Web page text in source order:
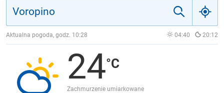
JAKOŚĆ POWIETRZA
Aktualna pogoda, godz. 10:28 04:40 20:12
24
Zachmurzenie umiarkowane